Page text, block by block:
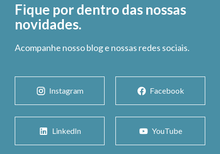
Fique por dentro das nossas
novidades.
Acompanhe nosso blog e nossas redes sociais.
Instagram Facebook
LinkedIn YouTube